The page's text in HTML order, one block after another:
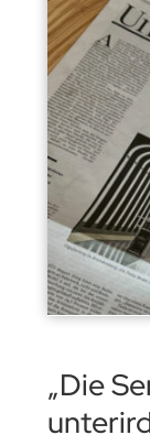
„Die